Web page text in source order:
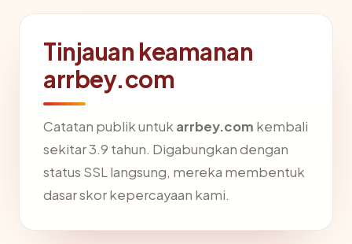
Tinjauan keamanan
arrbey.com
Catatan publik untuk arrbey.com kembali
sekitar 3.9 tahun. Digabungkan dengan
status SSL langsung, mereka membentuk
dasar skor kepercayaan kami.